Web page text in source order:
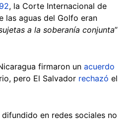
, la Corte Internacional de
las aguas del Golfo eran
a la soberanía conjunta”
firmaron un acuerdo
pero El Salvador rechazó el
en redes sociales no